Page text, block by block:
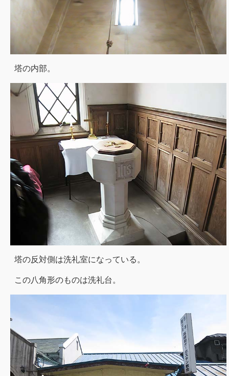
塔の内部。
塔の反対側は洗礼室になっている。
この八角形のものは洗礼台。